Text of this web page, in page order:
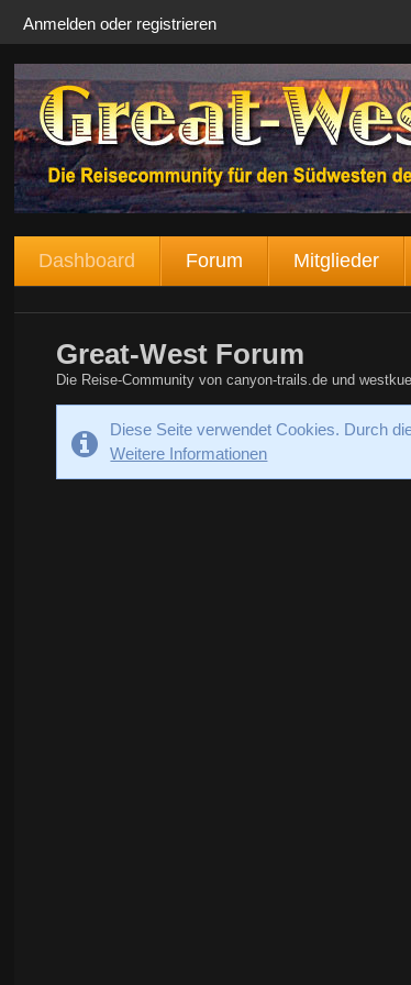
Anmelden oder registrieren
Dashboard Forum Mitglieder
Great-West Forum
Die Reise-Community von canyon-trails.de und
Diese Seite verwendet Cookies. Durch
Weitere Informationen